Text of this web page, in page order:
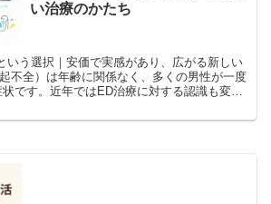
い治療のかたち
いう選択｜安価で実感があり、広がる新しい
不全）は年齢に関係なく、多くの男性が一度
です。近年ではED治療に対する認識も変化